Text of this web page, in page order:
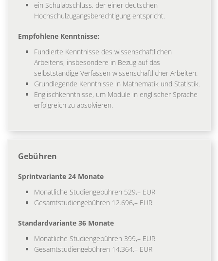
ein Schulabschluss, der einer deutschen
Hochschulzugangsberechtigung entspricht.
Empfohlene Kenntnisse:
Fundierte Kenntnisse des wissenschaftlichen
Arbeitens, insbesondere in Bezug auf das
selbstständige Verfassen wissenschaftlicher Arbeiten.
Grundlegende Kenntnisse in Mathematik und Statistik.
Englischkenntnisse, um Module in englischer Sprache
erfolgreich zu absolvieren.
Gebühren
Sprintvariante 24 Monate
Monatliche Studiengebühren 529,– EUR
Gesamtstudiengebühren 12.696,– EUR
Standardvariante 36 Monate
Monatliche Studiengebühren 399,– EUR
Gesamtstudiengebühren 14.364,– EUR